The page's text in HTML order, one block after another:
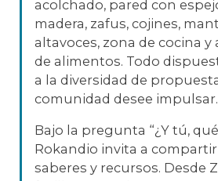
acolchado, pared con
madera, zafus, cojines,
altavoces, zona de cocina
de alimentos. Todo
a la diversidad de
comunidad desee impulsar.
Bajo la pregunta “¿Y tú,
Rokandio invita a
saberes y recursos. Desde